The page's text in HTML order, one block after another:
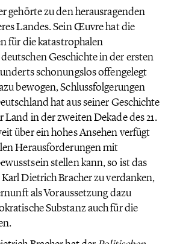
gehörte zu den herausragenden
Landes. Sein Œuvre hat die
für die katastrophalen
Geschichte in der ersten
schonungslos offengelegt
bewogen, Schlussfolgerungen
hat aus seiner Geschichte
Land in der zweiten Dekade des 21.
über ein hohes Ansehen verfügt
Herausforderungen mit
stellen kann, so ist das
Dietrich Bracher zu verdanken,
als Voraussetzung dazu
Substanz auch für die